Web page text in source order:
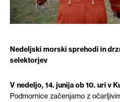
Nedeljski morski sprehodi in
selektorjev
V nedeljo, 14. junija ob 10. uri v
Podmornice začenjamo z